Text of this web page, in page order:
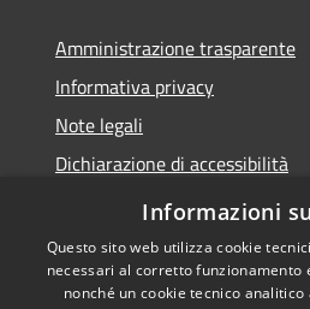
Amministrazione trasparente
Informativa privacy
Note legali
Dichiarazione di accessibilità
Dichiarazione di accessibilità
Informazioni
Questo sito web utilizza cookie
necessari al corretto funzionamento
nonché un cookie tecnico